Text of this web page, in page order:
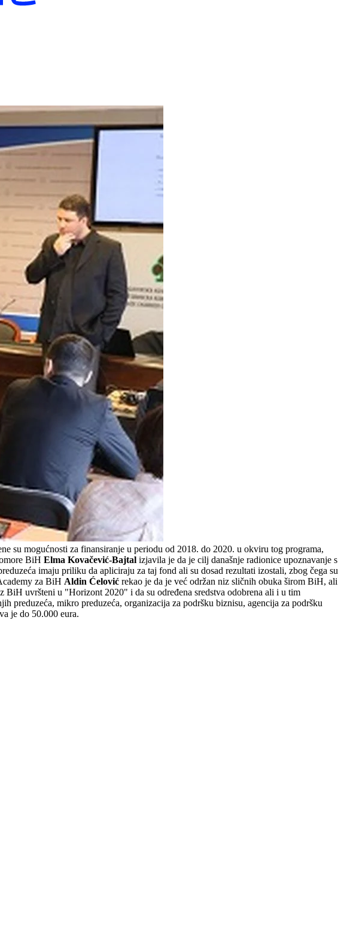
su mogućnosti za finansiranje u periodu od 2018. do 2020. u okviru tog programa,
BiH Elma Kovačević-Bajtal izjavila je da je cilj današnje radionice upoznavanje s
imaju priliku da apliciraju za taj fond ali su dosad rezultati izostali, zbog čega su
za BiH Aldin Ćelović rekao je da je već održan niz sličnih obuka širom BiH, ali
uvršteni u "Horizont 2020" i da su određena sredstva odobrena ali i u tim
preduzeća, mikro preduzeća, organizacija za podršku biznisu, agencija za podršku
je do 50.000 eura.